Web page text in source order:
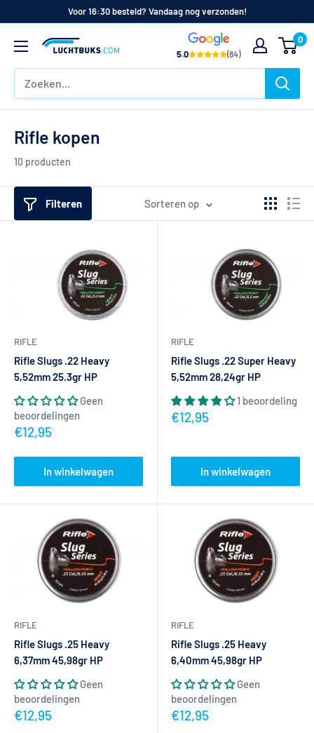
inhoud
Voor 16:30 besteld? Vandaag nog verzonden!
Luchtbuks.com
5.0 (84)
0
Rifle kopen
10 producten
Filteren Sorteren op
RIFLE
Rifle Slugs .22 Heavy
5,52mm 25.3gr HP
Geen
beoordelingen
Actieprijs
€12,95
In winkelwagen
RIFLE
Rifle Slugs .22 Super Heavy
5,52mm 28,24gr HP
1 beoordeling
Actieprijs
€12,95
In winkelwagen
RIFLE
Rifle Slugs .25 Heavy
6,37mm 45,98gr HP
Geen
beoordelingen
Actieprijs
€12,95
RIFLE
Rifle Slugs .25 Heavy
6,40mm 45,98gr HP
Geen
beoordelingen
Actieprijs
€12,95